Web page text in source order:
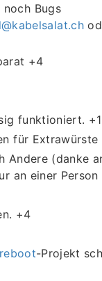
Bugs
+4
funktioniert. +1
für
Andere (danke
an einer
+4
-Projekt